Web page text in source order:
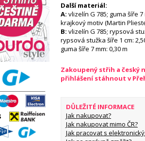
Další materiál:
A: vlizelín G 785; guma šíře
krajkový motiv (Martin
B: vlizelín G 785; rypsová
rypsová stužka šíře 1 cm:
guma šíře 7 mm: 0,30 m
Zakoupený střih a český
přihlášení stáhnout v
DŮLEŽITÉ INFORMACE
Jak nakupovat?
Jak nakupovat mimo ČR?
Jak pracovat s